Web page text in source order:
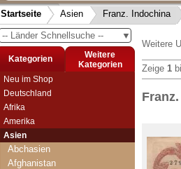
schnellen, sicheren und
Service
Schneller und sicherer Versand-
Bestellungen werktags bis 14:00 Uhr,
noch am selben Tag verschickt
(Versand mit DHL oder Deutsche Post)
Startseite Asien Franz. Indochina
▼
-- Länder Schnellsuche --
Kategorien
Weitere
Kategorien
Neu im Shop
Deutschland
Afrika
Amerika
Asien
Abchasien
Afghanistan
Weitere
Zeige 1